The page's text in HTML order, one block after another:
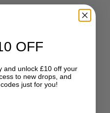
OFF
and unlock £10 off your
to new drops, and
just for you!